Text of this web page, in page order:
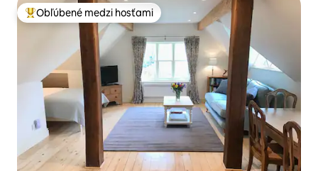
Najobľúbenejšie medzi hosťami
Obľúbené medzi hosťami